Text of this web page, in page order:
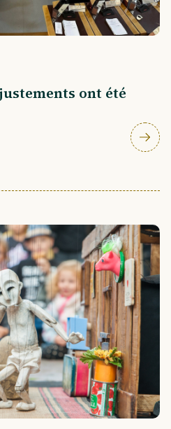
ont été